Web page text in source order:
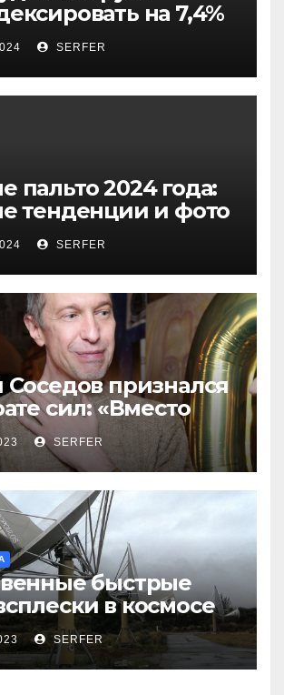
на 7,4%
выплат и
SERFER
пальто 2024 года:
тенденции и фото
SERFER
Соседов признался
сил: «Вместо
Пригожина»
SERFER
быстрые
в космосе
все более
SERFER